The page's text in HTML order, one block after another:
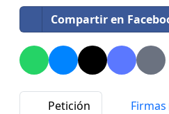
Compartir en
Petición Firmas